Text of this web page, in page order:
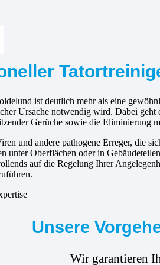
ist deutlich mehr als eine
Ursache notwendig wird. Dabei
Gerüche sowie die Eliminierung
und andere pathogene Erreger, die
unter Oberflächen oder in
auf die Regelung Ihrer
Unsere
Wir garantieren